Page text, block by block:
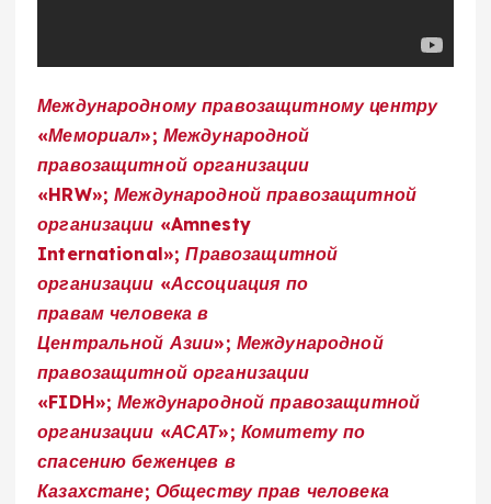
Международному правозащитному центру
«Мемориал»; Международной
правозащитной организации
«HRW»;Международной правозащитной
организации «Amnesty
International»;Правозащитной
организации «Ассоциация по
правам человека в
Центральной Азии»; Международной
правозащитной организации
«FIDH»;Международной правозащитной
организации «АСАТ»; Комитету по
спасению беженцев в
Казахстане; Обществу прав человека